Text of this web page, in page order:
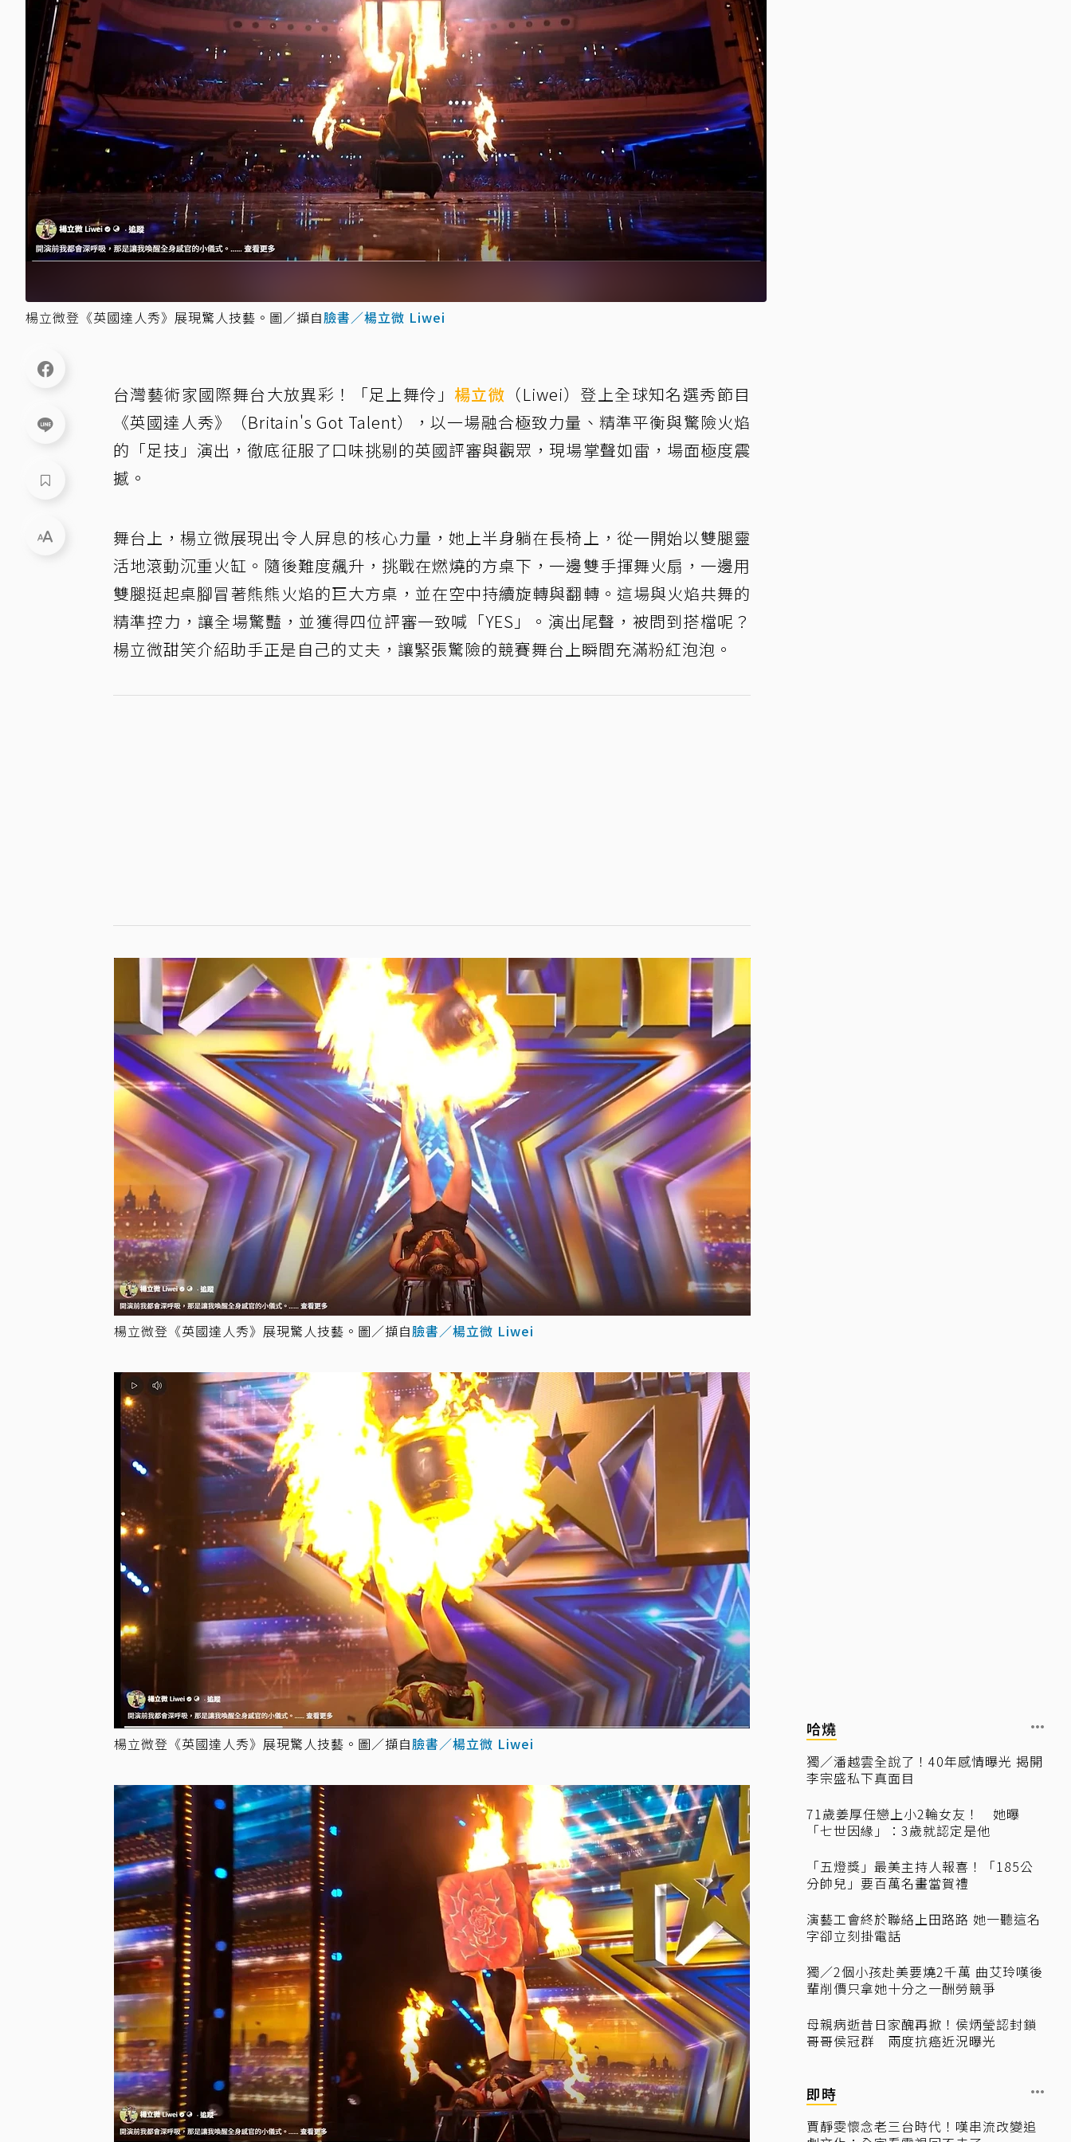
楊立微登《英國達人秀》展現驚人技藝。圖／擷自臉書／楊立微 Liwei
台灣藝術家國際舞台大放異彩！「足上舞伶」 楊立微 （Liwei）登上全球知名選秀節目
《英國達人秀》（Britain's Got Talent），以一場融合極致力量、精準平衡與驚險火焰
的「足技」演出，徹底征服了口味挑剔的英國評審與觀眾，現場掌聲如雷，場面極度震
撼。
舞台上，楊立微展現出令人屏息的核心力量，她上半身躺在長椅上，從一開始以雙腿靈
活地滾動沉重火缸。隨後難度飆升，挑戰在燃燒的方桌下，一邊雙手揮舞火扇，一邊用
雙腿挺起桌腳冒著熊熊火焰的巨大方桌，並在空中持續旋轉與翻轉。這場與火焰共舞的
精準控力，讓全場驚豔，並獲得四位評審一致喊「YES」。演出尾聲，被問到搭檔呢？
楊立微甜笑介紹助手正是自己的丈夫，讓緊張驚險的競賽舞台上瞬間充滿粉紅泡泡。
楊立微登《英國達人秀》展現驚人技藝。圖／擷自臉書／楊立微 Liwei
楊立微登《英國達人秀》展現驚人技藝。圖／擷自臉書／楊立微 Liwei
哈燒
獨／潘越雲全說了！40年感情曝光 揭開
李宗盛私下真面目
71歲姜厚任戀上小2輪女友！ 她曝
「七世因緣」：3歲就認定是他
「五燈獎」最美主持人報喜！「185公
分帥兒」要百萬名畫當賀禮
演藝工會終於聯絡上田路路 她一聽這名
字卻立刻掛電話
獨／2個小孩赴美要燒2千萬 曲艾玲嘆後
輩削價只拿她十分之一酬勞競爭
母親病逝昔日家醜再掀！侯炳瑩認封鎖
哥哥侯冠群 兩度抗癌近況曝光
即時
賈靜雯懷念老三台時代！嘆串流改變追